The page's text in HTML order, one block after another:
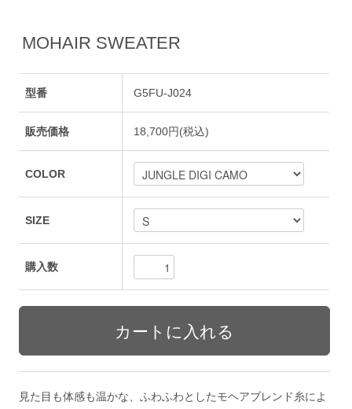
MOHAIR SWEATER
型番 G5FU-J024
販売価格 18,700円(税込)
COLOR
SIZE
購入数
見た目も体感も温かな、ふわふわとしたモヘアブレンド糸によ